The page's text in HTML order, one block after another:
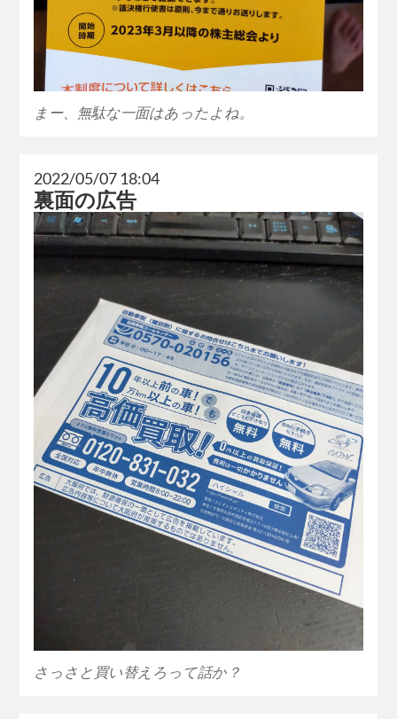
まー、無駄な一面はあったよね。
2022/05/07 18:04
裏面の広告
さっさと買い替えろって話か？